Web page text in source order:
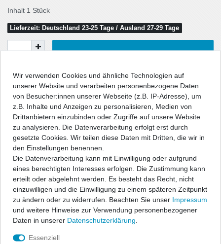
Inhalt 1 Stück
Lieferzeit: Deutschland 23-25 Tage / Ausland 27-29 Tage
In den Warenkorb
Wunschliste
* inkl. ges. MwSt. zzgl. Versandkosten
Beschreibung
Technische Daten
Angaben Produktsicherheit
Wir verwenden Cookies und ähnliche Technologien auf
unserer Website und verarbeiten personenbezogene Daten
von Besucher:innen unserer Webseite (z.B. IP-Adresse), um
z.B. Inhalte und Anzeigen zu personalisieren, Medien von
Drittanbietern einzubinden oder Zugriffe auf unsere Website
zu analysieren. Die Datenverarbeitung erfolgt erst durch
gesetzte Cookies. Wir teilen diese Daten mit Dritten, die wir in
den Einstellungen benennen.
Die Datenverarbeitung kann mit Einwilligung oder aufgrund
eines berechtigten Interesses erfolgen. Die Zustimmung kann
erteilt oder abgelehnt werden. Es besteht das Recht, nicht
einzuwilligen und die Einwilligung zu einem späteren Zeitpunkt
zu ändern oder zu widerrufen. Beachten Sie unser Impressum
und weitere Hinweise zur Verwendung personenbezogener
Daten in unserer Daten­schutz­erklärung
Essenziell